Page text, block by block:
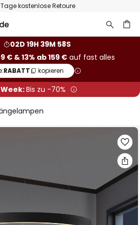
kostenlose Retoure
02D 19H 39M 58S
€ & 13% ab 159 €auf fast alles
RABATT kopieren
Bis zu -70%